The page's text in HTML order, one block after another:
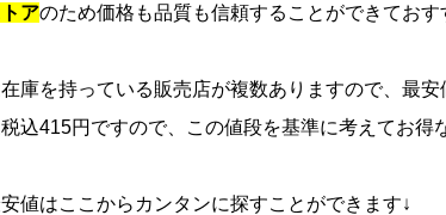
アのため価格も品質も信頼することができておす
庫を持っている販売店が複数ありますので、最
込415円ですので、この値段を基準に考えてお得
値はここからカンタンに探すことができます↓